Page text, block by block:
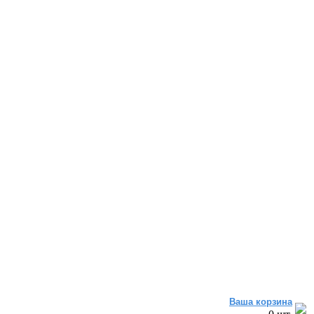
Ваша корзина